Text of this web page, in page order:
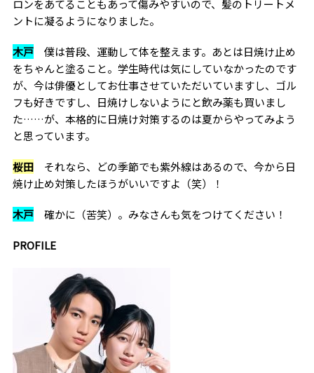
ロンをあてることもあって傷みやすいので、髪のトリートメ
ントに凝るようになりました。
木戸
僕は普段、運動して体を整えます。あとは日焼け止め
をちゃんと塗ること。学生時代は気にしていなかったのです
が、今は俳優としてお仕事させていただいていますし、ゴル
フも好きですし、日焼けしないようにと飲み薬も買いまし
た……が、本格的に日焼け対策するのは夏からやってみよう
と思っています。
桜田
それなら、どの季節でも紫外線はあるので、今から日
焼け止め対策したほうがいいですよ（笑）！
木戸 確かに（苦笑）。みなさんも気をつけてください！
PROFILE